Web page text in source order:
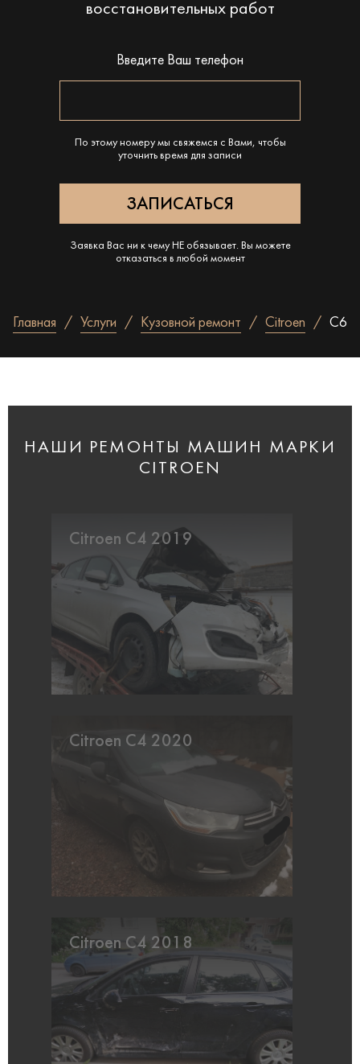
восстановительных работ
Введите Ваш телефон
По этому номеру мы свяжемся с Вами, чтобы
уточнить время для записи
Заявка Вас ни к чему НЕ обязывает. Вы можете
отказаться в любой момент
Главная Услуги Кузовной ремонт Citroen C6
НАШИ РЕМОНТЫ МАШИН МАРКИ
CITROEN
Citroen C4 2019
Citroen C4 2020
Citroen C4 2018